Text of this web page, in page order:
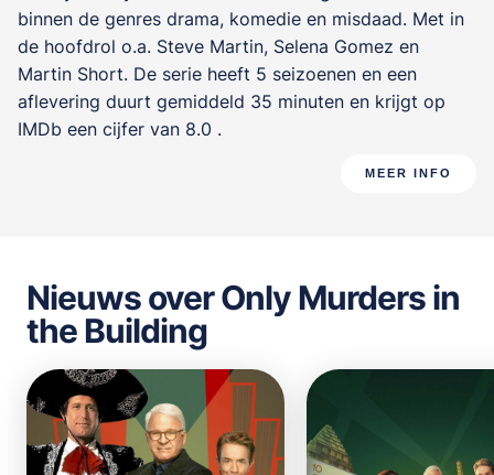
binnen de genres drama, komedie en misdaad. Met in
de hoofdrol o.a. Steve Martin, Selena Gomez en
Martin Short. De serie heeft 5 seizoenen en een
aflevering duurt gemiddeld 35 minuten en krijgt op
IMDb een cijfer van 8.0 .
MEER INFO
Nieuws over Only Murders in
the Building